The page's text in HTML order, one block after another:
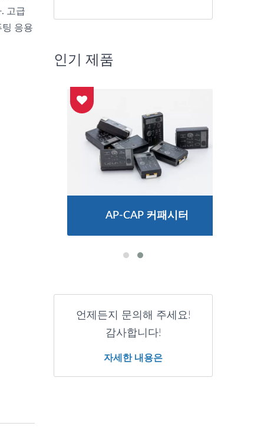
고급
응용
인기 제품
AP-CAP 커패시터
언제든지 문의해 주세요!
감사합니다!
자세한 내용은